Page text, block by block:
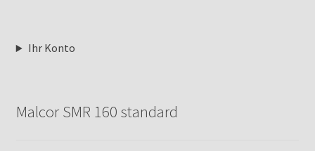
Ihr Konto
Malcor SMR 160 standard